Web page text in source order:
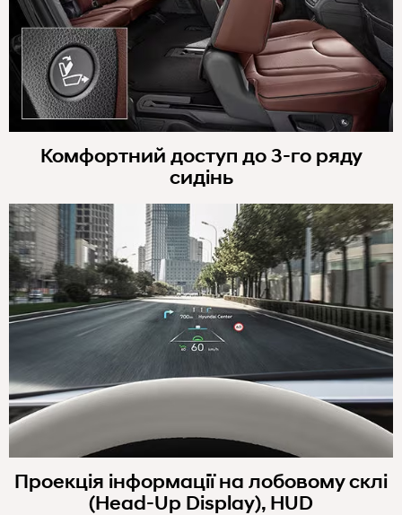
Комфортний доступ до 3-го ряду
сидінь
Проекція інформації на лобовому склі
(Head-Up Display), HUD